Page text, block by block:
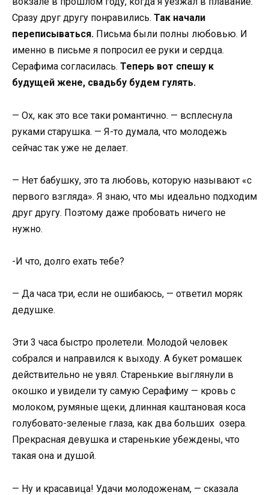
Сразу друг другу понравились. Так начали
переписываться. Письма были полны любовью. И
именно в письме я попросил ее руки и сердца.
Серафима согласилась. Теперь вот спешу к
будущей жене, свадьбу будем гулять.
— Ох, как это все таки романтично. — всплеснула
руками старушка. — Я-то думала, что молодежь
сейчас так уже не делает.
— Нет бабушку, это та любовь, которую называют «с
первого взгляда». Я знаю, что мы идеально подходим
друг другу. Поэтому даже пробовать ничего не
нужно.
-И что, долго ехать тебе?
— Да часа три, если не ошибаюсь, — ответил моряк
дедушке.
Эти 3 часа быстро пролетели. Молодой человек
собрался и направился к выходу. А букет ромашек
действительно не увял. Старенькие выглянули в
окошко и увидели ту самую Серафиму — кровь с
молоком, румяные щеки, длинная каштановая коса
голубовато-зеленые глаза, как два больших озера.
Прекрасная девушка и старенькие убеждены, что
такая она и душой.
— Ну и красавица! Удачи молодоженам, — сказала